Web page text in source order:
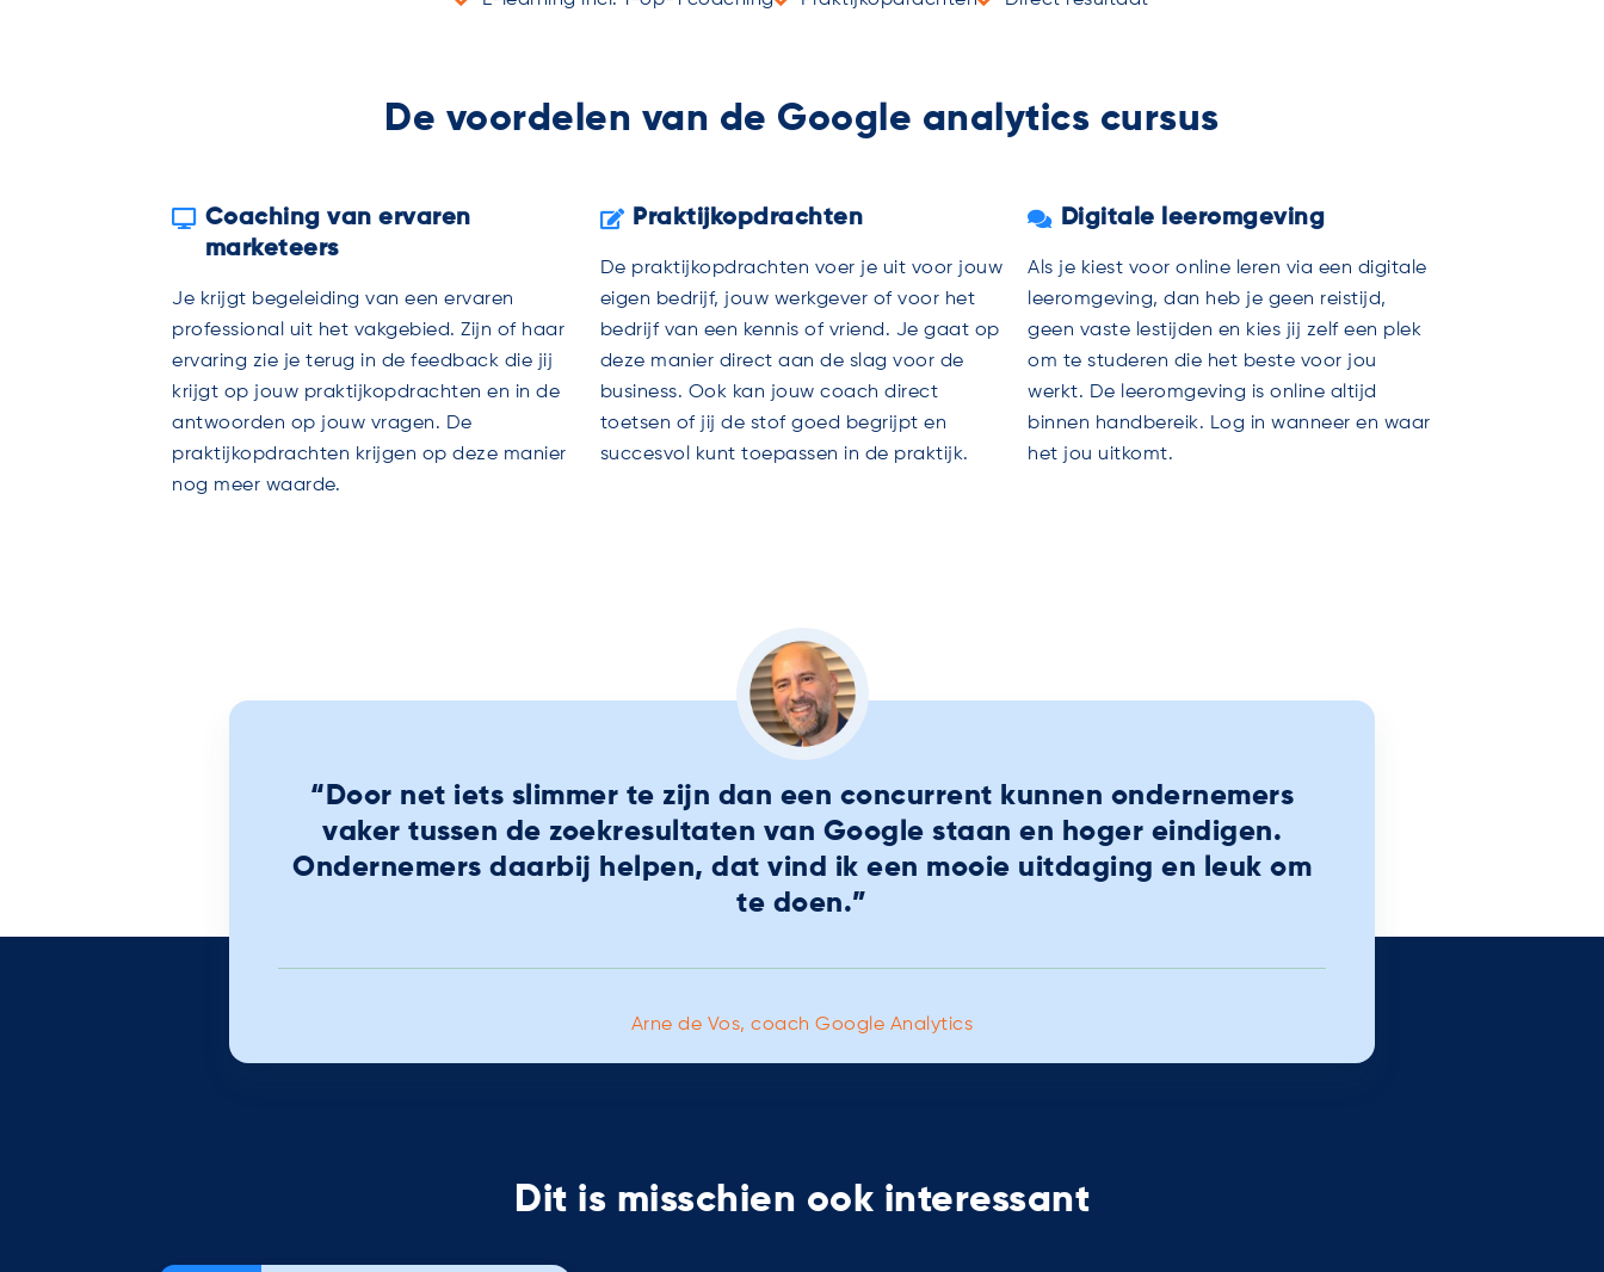
De voordelen van de Google analytics cursus
Coaching van ervaren
marketeers
Je krijgt begeleiding van een ervaren
professional uit het vakgebied. Zijn of haar
ervaring zie je terug in de feedback die jij
krijgt op jouw praktijkopdrachten en in de
antwoorden op jouw vragen. De
praktijkopdrachten krijgen op deze manier
nog meer waarde.
Praktijkopdrachten
De praktijkopdrachten voer je uit voor jouw
eigen bedrijf, jouw werkgever of voor het
bedrijf van een kennis of vriend. Je gaat op
deze manier direct aan de slag voor de
business. Ook kan jouw coach direct
toetsen of jij de stof goed begrijpt en
succesvol kunt toepassen in de praktijk.
Digitale leeromgeving
Als je kiest voor online leren via een digitale
leeromgeving, dan heb je geen reistijd,
geen vaste lestijden en kies jij zelf een plek
om te studeren die het beste voor jou
werkt. De leeromgeving is online altijd
binnen handbereik. Log in wanneer en waar
het jou uitkomt.
“Door net iets slimmer te zijn dan een concurrent kunnen ondernemers
vaker tussen de zoekresultaten van Google staan en hoger eindigen.
Ondernemers daarbij helpen, dat vind ik een mooie uitdaging en leuk om
te doen.”
Arne de Vos, coach Google Analytics
Dit is misschien ook interessant